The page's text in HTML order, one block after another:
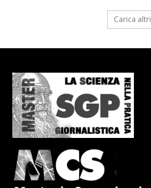
Carica altri